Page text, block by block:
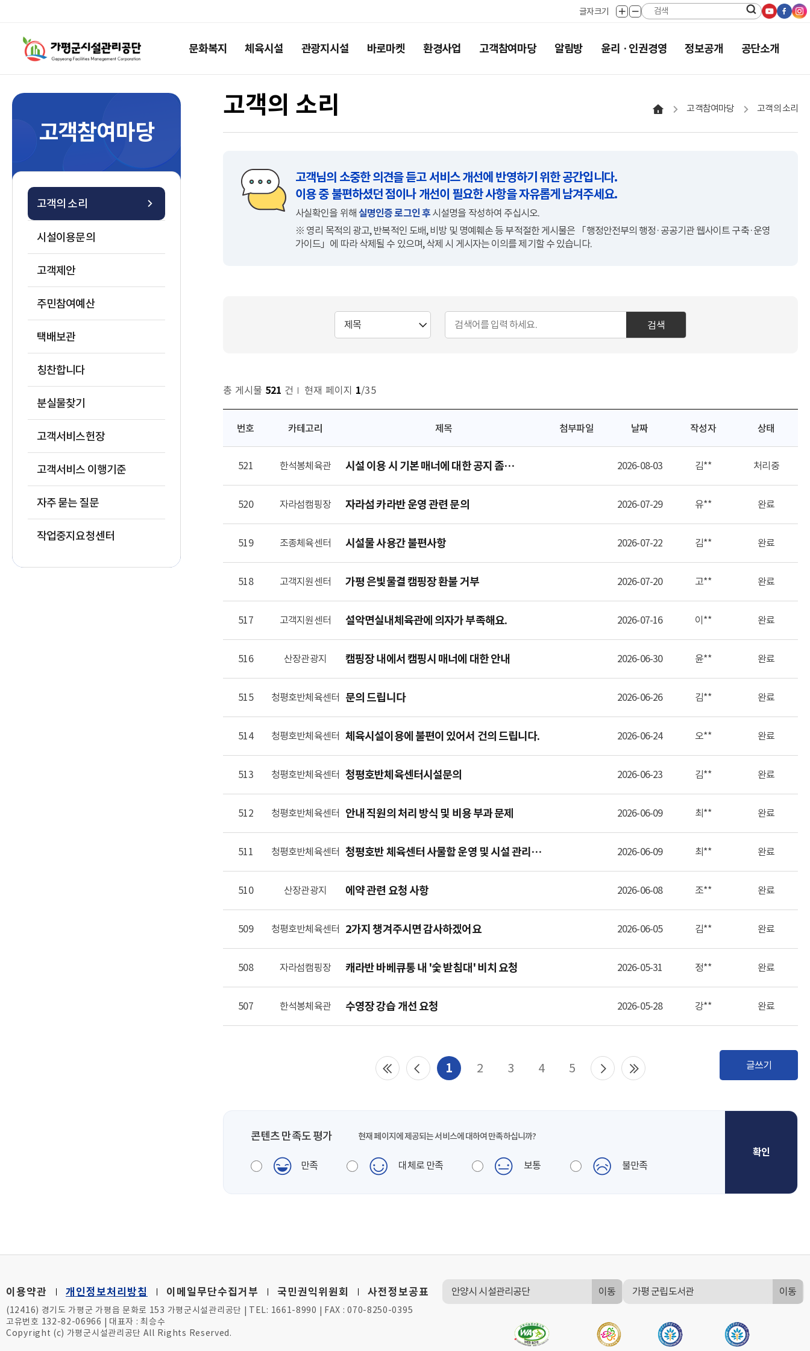
글자크기
글자크게
글자작게
보기
검색버튼
유튜브로
공유하기
페이
공유
인
공
가평군시설관리공단
로고 메뉴
문화복지 체육시설 관광지시설 바로마켓 환경사업 고객참여마당 알림방 윤리 · 인권경영 정보공개 공단소개
고객참여마당
고객의 소리
시설이용문의
고객제안
주민참여예산
택배보관
칭찬합니다
분실물찾기
고객서비스헌장
고객서비스 이행기준
자주 묻는 질문
작업중지요청센터
고객의 소리 홈으로 고객참여마당 고객의 소리
고객님의 소중한 의견을 듣고 서비스 개선에 반영하기 위한 공간입니다.
이용 중 불편하셨던 점이나 개선이 필요한 사항을 자유롭게 남겨주세요.
사실확인을 위해 실명인증 로그인 후시설명을 작성하여 주십시오.
※ 영리 목적의 광고, 반복적인 도배, 비방 및 명예훼손 등 부적절한 게시물은 「행정안전부의 행정·공공기관 웹사이트 구축·운영
가이드」에 따라 삭제될 수 있으며, 삭제 시 게시자는 이의를 제기할 수 있습니다.
검색
총 게시물 521 건 현재 페이지 1/35
번호 카테고리 제목 첨부파일 날짜 작성자 상태
521 한석봉체육관
시설 이용 시 기본 매너에 대한 공지 좀
2026-08-03 김** 처리중
520 자라섬캠핑장 자라섬 카라반 운영 관련 문의 2026-07-29 유** 완료
519 조종체육센터 시설물 사용간 불편사항 2026-07-22 김** 완료
518 고객지원센터 가평 은빛물결 캠핑장 환불 거부 2026-07-20 고** 완료
517 고객지원센터 설악면실내체육관에 의자가 부족해요. 2026-07-16 이** 완료
516 산장관광지 캠핑장 내에서 캠핑시 매너에 대한 안내 2026-06-30 윤** 완료
515 청평호반체육센터 문의 드립니다 2026-06-26 김** 완료
514 청평호반체육센터 체육시설이용에 불편이 있어서 건의 드립니다. 2026-06-24 오** 완료
513 청평호반체육센터 청평호반체육센터시설문의 2026-06-23 김** 완료
512 청평호반체육센터 안내 직원의 처리 방식 및 비용 부과 문제 2026-06-09 최** 완료
511 청평호반체육센터 청평호반 체육센터 사물함 운영 및 시설 관리에
2026-06-09 최** 완료
510 산장관광지 에약 관련 요청 사항 2026-06-08 조** 완료
509 청평호반체육센터 2가지 챙겨주시면 감사하겠어요 2026-06-05 김** 완료
508 자라섬캠핑장 캐라반 바베큐통 내 '숯 받침대' 비치 요청 2026-05-31 정** 완료
507 한석봉체육관 수영장 강습 개선 요청 2026-05-28 강** 완료
처음으로이전으로
1 2 3 4 5
다음으로마지막으로
글쓰기
콘텐츠 만족도 평가 현재 페이지에 제공되는 서비스에 대하여 만족하십니까?
만족 대체로 만족 보통 불만족
이용약관 개인정보처리방침 이메일무단수집거부 국민권익위원회 사전정보공표
(12416) 경기도 가평군 가평읍 문화로 153 가평군시설관리공단 TEL: 1661-8990
FAX : 070-8250-0395
고유번호 132-82-06966
대표자 : 최승수
Copyright (c) 가평군시설관리공단 All Rights Reserved.
이동 이동